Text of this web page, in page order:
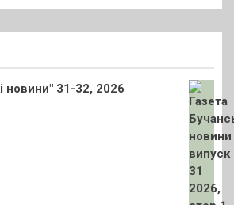
новини" 31-32, 2026